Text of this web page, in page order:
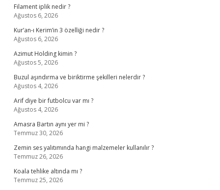
Filament iplik nedir ?
Ağustos 6, 2026
Kur’an-ı Kerim’in 3 özelliği nedir ?
Ağustos 6, 2026
Azimut Holding kimin ?
Ağustos 5, 2026
Buzul aşındırma ve biriktirme şekilleri nelerdir ?
Ağustos 4, 2026
Arif diye bir futbolcu var mı ?
Ağustos 4, 2026
Amasra Bartın aynı yer mi ?
Temmuz 30, 2026
Zemin ses yalıtımında hangi malzemeler kullanılır ?
Temmuz 26, 2026
Koala tehlike altında mı ?
Temmuz 25, 2026